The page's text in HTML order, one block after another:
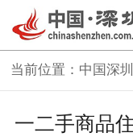
当前位置： 中国深
一二手商品